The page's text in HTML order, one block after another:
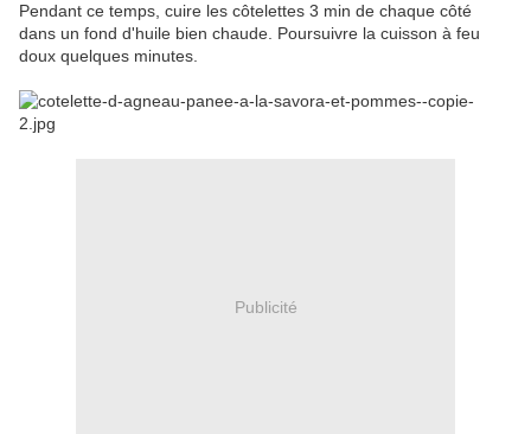
Pendant ce temps, cuire les côtelettes 3 min de chaque côté
dans un fond d'huile bien chaude. Poursuivre la cuisson à feu
doux quelques minutes.
Publicité